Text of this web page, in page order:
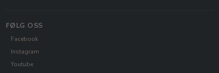
FØLG OSS
Facebook
Instagram
Youtube